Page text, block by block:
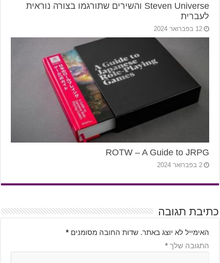
Steven Universe והשירים שתורגמו בצורה נוראית
לעברית
12 בפברואר 2024
ROTW – A Guide to JRPG
2 בפברואר 2024
כתיבת תגובה
האימייל לא יוצג באתר. שדות החובה מסומנים *
התגובה שלך *